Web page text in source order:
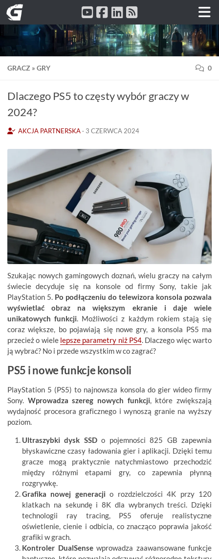
Przeskocz do treści
GRACZ » GRY 0
Dlaczego PS5 to częsty wybór graczy w
2024?
AKCJA PARTNERSKA · 3 CZERWCA 2024
Szukając nowych gamingowych doznań, wielu graczy na całym
świecie decyduje się na konsole od firmy Sony, takie jak
PlayStation 5. Po podłączeniu do telewizora konsola pozwala
wyświetlać obraz na większym ekranie i daje wiele
unikatowych funkcji. Możliwości z każdym rokiem stają się
coraz większe, bo pojawiają się nowe gry, a konsola PS5 ma
przecież o wiele lepsze parametry niż PS4. Dlaczego więc warto
ją wybrać? No i przede wszystkim w co zagrać?
PS5 i nowe funkcje konsoli
PlayStation 5 (PS5) to najnowsza konsola do gier wideo firmy
Sony. Wprowadza szereg nowych funkcji, które zwiększają
wydajność procesora graficznego i wynoszą granie na wyższy
poziom.
Ultraszybki dysk SSDo pojemności 825 GB zapewnia
błyskawiczne czasy ładowania gier i aplikacji. Dzięki temu
gracze mogą praktycznie natychmiastowo przechodzić
między różnymi etapami gry, co zapewnia płynną
rozgrywkę.
Grafika nowej generacji o rozdzielczości 4K przy 120
klatkach na sekundę i 8K dla wybranych treści. Dzięki
technologii ray tracing, PS5 oferuje realistyczne
oświetlenie, cienie i odbicia, co znacząco poprawia jakość
grafiki w grach.
Kontroler DualSensewprowadza zaawansowane funkcje